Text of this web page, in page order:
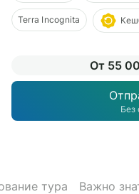
Журнал
Сб:11:00–20:00
От 55
Terra Incognita
Без
тура Важно